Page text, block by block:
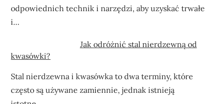
odpowiednich technik i narzędzi, aby uzyskać trwałe
i…
Jak odróżnić stal nierdzewną od
kwasówki?
Stal nierdzewna i kwasówka to dwa terminy, które
często są używane zamiennie, jednak istnieją